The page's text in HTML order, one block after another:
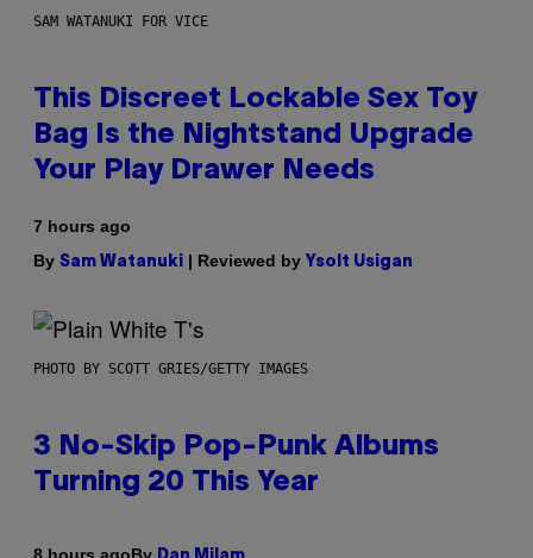
SAM WATANUKI FOR VICE
This Discreet Lockable Sex Toy
Bag Is the Nightstand Upgrade
Your Play Drawer Needs
7 hours ago
By Sam Watanuki | Reviewed by Ysolt Usigan
PHOTO BY SCOTT GRIES/GETTY IMAGES
3 No-Skip Pop-Punk Albums
Turning 20 This Year